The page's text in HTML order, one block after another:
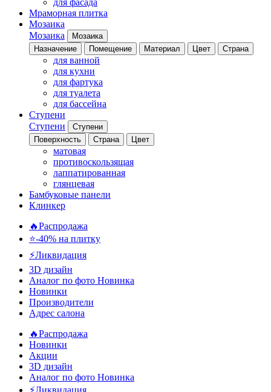
для фасада
Мраморная плитка
Мозаика
Мозаика
Мозаика
Назначение
Помещение Материал Цвет Страна
для ванной
для кухни
для фартука
для туалета
для бассейна
Ступени
Ступени
Ступени
Поверхность
Страна Цвет
матовая
противоскользящая
лаппатированная
глянцевая
Бамбуковые панели
Клинкер
🔥Распродажа
⭐-40% на плитку
⚡️Ликвидация
3D дизайн
Аналог по фото Новинка
Новинки
Производители
Адрес салона
🔥Распродажа
Новинки
Акции
3D дизайн
Аналог по фото Новинка
⚡Ликвидация